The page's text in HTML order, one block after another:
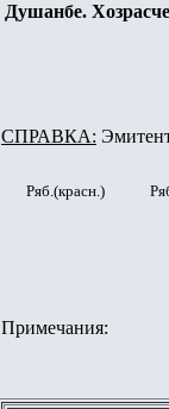
Душанбе.
СПРАВКА:
Ряб.(красн.)
Примечания: